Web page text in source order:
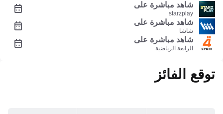
شاهد مباشرة على
starzplay
شاهد مباشرة على
شاشا
شاهد مباشرة على
الرابعة الرياضية
توقع الفائز